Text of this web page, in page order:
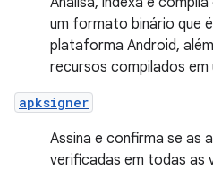
um formato binário que
plataforma Android,
recursos compilados em
apksigner
Assina e confirma se as
verificadas em todas as